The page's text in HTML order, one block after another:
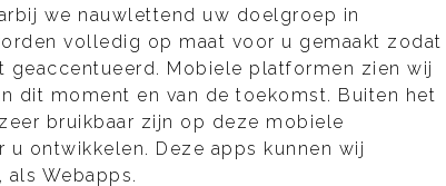
we nauwlettend uw doelgroep in
volledig op maat voor u gemaakt zodat
Mobiele platformen zien wij
dit moment en van de toekomst. Buiten het
bruikbaar zijn op deze mobiele
ontwikkelen. Deze apps kunnen wij
Webapps.